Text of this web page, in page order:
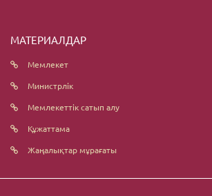
МАТЕРИАЛДАР
Мемлекет
Министрлік
Мемлекеттік сатып алу
Құжаттама
Жаңалықтар мұрағаты